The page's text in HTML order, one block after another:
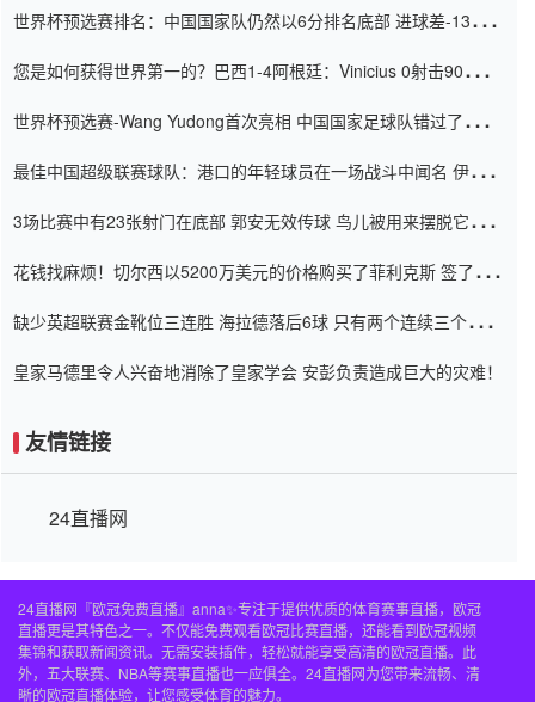
世界杯预选赛排名：中国国家队仍然以6分排名底部 进球差-13令人
您是如何获得世界第一的？巴西1-4阿根廷：Vinicius 0射击90分钟
世界杯预选赛-Wang Yudong首次亮相 中国国家足球队错过了世界
最佳中国超级联赛球队：港口的年轻球员在一场战斗中闻名 伊万放
3场比赛中有23张射门在底部 郭安无效传球 鸟儿被用来摆脱它
花钱找麻烦！切尔西以5200万美元的价格购买了菲利克斯 签了7年
缺少英超联赛金靴位三连胜 海拉德落后6球 只有两个连续三个连续
皇家马德里令人兴奋地消除了皇家学会 安彭负责造成巨大的灾难！
友情链接
24直播网
24直播网『欧冠免费直播』anna✨专注于提供优质的体育赛事直播，欧冠
直播更是其特色之一。不仅能免费观看欧冠比赛直播，还能看到欧冠视频
集锦和获取新闻资讯。无需安装插件，轻松就能享受高清的欧冠直播。此
外，五大联赛、NBA等赛事直播也一应俱全。24直播网为您带来流畅、清
晰的欧冠直播体验，让您感受体育的魅力。